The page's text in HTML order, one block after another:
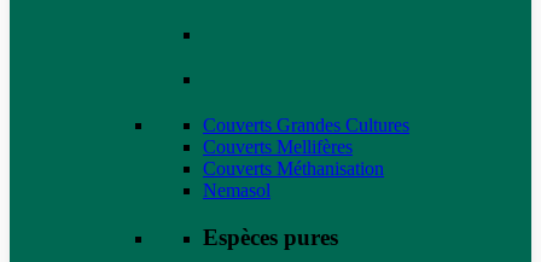
Couverts Grandes Cultures
Couverts Mellifères
Couverts Méthanisation
Nemasol
Espèces pures